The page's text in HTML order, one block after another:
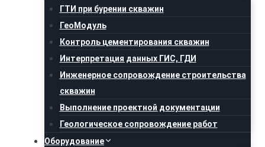
ГТИ при бурении скважин
ГеоМодуль
Контроль цементирования скважин
Интерпретация данных ГИС, ГДИ
Инженерное сопровождение строительства
скважин
Выполнение проектной документации
Геологическое сопровождение работ
Оборудование